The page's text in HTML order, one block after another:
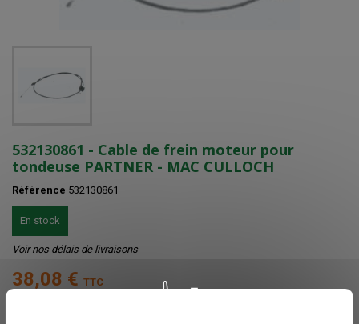
532130861 - Cable de frein moteur pour
tondeuse PARTNER - MAC CULLOCH
Référence 532130861
En stock
Voir nos délais de livraisons
38,08 € TTC